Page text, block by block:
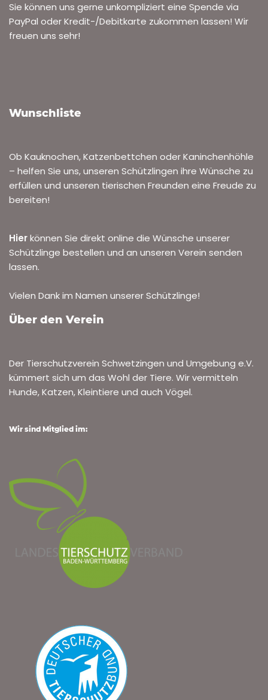
Sie können uns gerne unkompliziert eine Spende via
PayPal oder Kredit-/Debitkarte zukommen lassen! Wir
freuen uns sehr!
Wunschliste
Ob Kauknochen, Katzenbettchen oder Kaninchenhöhle
– helfen Sie uns, unseren Schützlingen ihre Wünsche zu
erfüllen und unseren tierischen Freunden eine Freude zu
bereiten!
Hierkönnen Sie direkt online die Wünsche unserer
Schützlinge bestellen und an unseren Verein senden
lassen.
Vielen Dank im Namen unserer Schützlinge!
Über den Verein
Der Tierschutzverein Schwetzingen und Umgebung e.V.
kümmert sich um das Wohl der Tiere. Wir vermitteln
Hunde, Katzen, Kleintiere und auch Vögel.
Wir sind Mitglied im: